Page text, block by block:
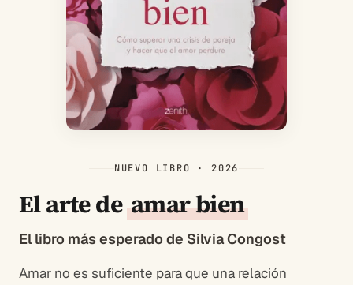
NUEVO LIBRO · 2026
El arte de amar bien
El libro más esperado de Silvia Congost
Amar no es suficiente para que una relación